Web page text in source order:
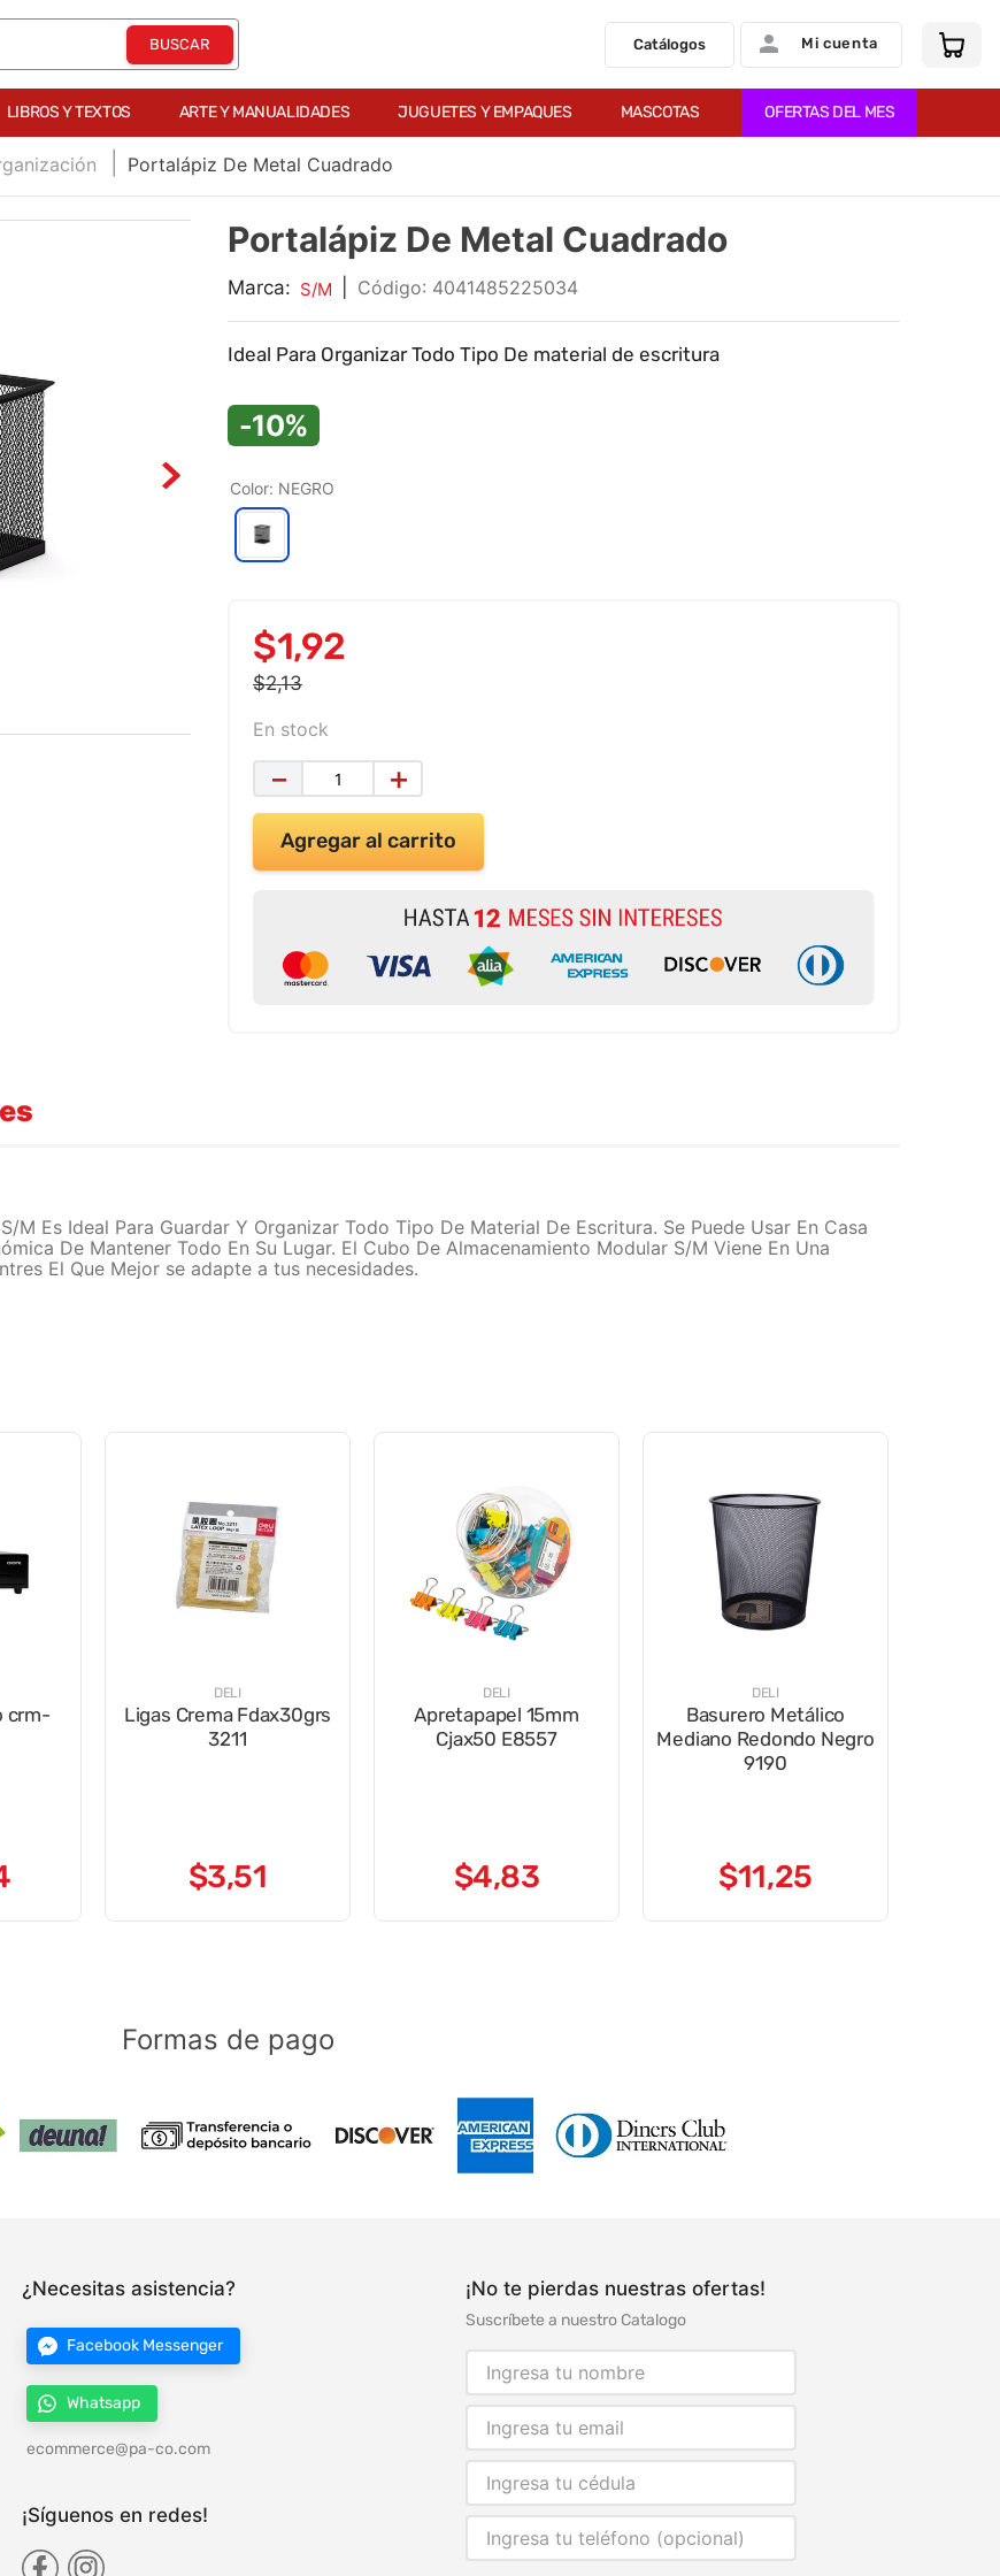
Catálogos Mi cuenta
LIBROS Y TEXTOS ARTE Y MANUALIDADES JUGUETES Y EMPAQUES MASCOTAS OFERTAS DEL MES
Portalápiz De Metal Cuadrado
Portalápiz De Metal Cuadrado
Marca: S/M : 4041485225034
Ideal Para Organizar Todo Tipo De material de escritura
-10%
Color: NEGRO
$1,92
$2,13
En stock
＋
－
Agregar al carrito
M Es Ideal Para Guardar Y Organizar Todo Tipo De Material De Escritura. Se Puede Usar En Casa
De Mantener Todo En Su Lugar. El Cubo De Almacenamiento Modular S/M Viene En Una
El Que Mejor se adapte a tus necesidades.
crm-
DELI
Ligas Crema Fdax30grs
3211
$3,51
DELI
Apretapapel 15mm
Cjax50 E8557
$4,83
DELI
Basurero Metálico
Mediano Redondo Negro
9190
$11,25
Formas de pago
¿Necesitas asistencia?
Facebook Messenger
Whatsapp
ecommerce@pa-co.com
¡Síguenos en redes!
¡No te pierdas nuestras ofertas!
Suscríbete a nuestro Catalogo